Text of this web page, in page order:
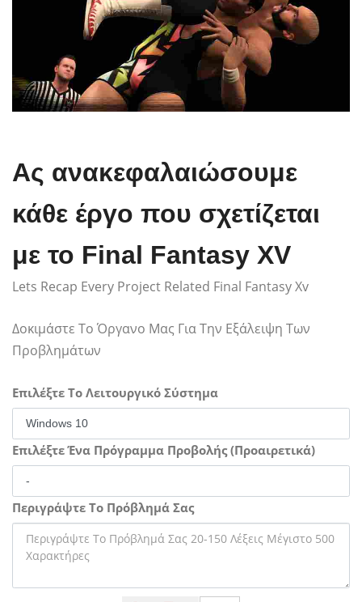
Ας ανακεφαλαιώσουμε
κάθε έργο που σχετίζεται
με το Final Fantasy XV
Lets Recap Every Project Related Final Fantasy Xv
Δοκιμάστε Το Όργανο Μας Για Την Εξάλειψη Των
Προβλημάτων
Επιλέξτε Το Λειτουργικό Σύστημα
Επιλέξτε Ένα Πρόγραμμα Προβολής (Προαιρετικά)
Περιγράψτε Το Πρόβλημά Σας